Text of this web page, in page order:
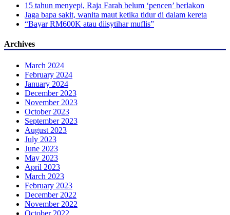
15 tahun menyepi, Raja Farah belum ‘pencen’ berlakon
Jaga bapa sakit, wanita maut ketika tidur di dalam kereta
“Bayar RM600K atau diisytihar muflis”
Archives
March 2024
February 2024
January 2024
December 2023
November 2023
October 2023
September 2023
August 2023
July 2023
June 2023
May 2023
April 2023
March 2023
February 2023
December 2022
November 2022